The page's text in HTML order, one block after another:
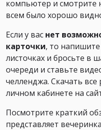
компьютер и смотрите
всем было хорошо
Если у вас нет
карточки, то
листочках и бросьте в
очереди и ставьте
челленджа. Скачать
личном кабинете на
Посмотрите краткий
представляет